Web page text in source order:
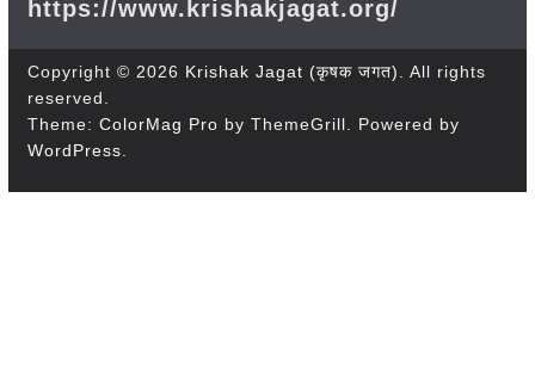
https://www.krishakjagat.org/
Copyright © 2026 Krishak Jagat (कृषक जगत)
. All rights
reserved.
Theme: ColorMag Pro by ThemeGrill. Powered by
WordPress